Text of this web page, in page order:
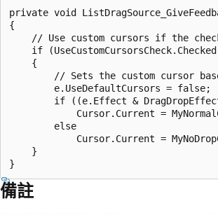
private void
{
// Use custom cursors if the
if
    {
// Sets the custom cursor
        e.UseDefaultCursors = false;
if ((e.Effect &
Cursor.Current =
        else
Cursor.Current =
    }
備註